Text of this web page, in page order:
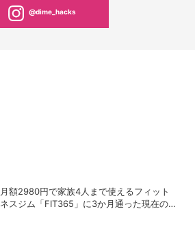
@dime_hacks
月額2980円で家族4人まで使えるフィット
ネスジム「FIT365」に3か月通った現在のリ